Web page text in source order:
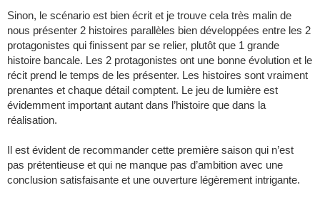
Sinon, le scénario est bien écrit et je trouve cela très malin de
nous présenter 2 histoires parallèles bien développées entre les 2
protagonistes qui finissent par se relier, plutôt que 1 grande
histoire bancale. Les 2 protagonistes ont une bonne évolution et le
récit prend le temps de les présenter. Les histoires sont vraiment
prenantes et chaque détail comptent. Le jeu de lumière est
évidemment important autant dans l’histoire que dans la
réalisation.
Il est évident de recommander cette première saison qui n’est
pas prétentieuse et qui ne manque pas d’ambition avec une
conclusion satisfaisante et une ouverture légèrement intrigante.